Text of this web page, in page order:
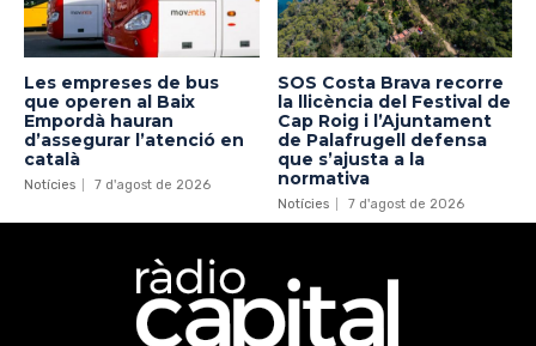
Les empreses de bus
que operen al Baix
Empordà hauran
d’assegurar l’atenció en
català
Notícies 7 d'agost de 2026
SOS Costa Brava recorre
la llicència del Festival de
Cap Roig i l’Ajuntament
de Palafrugell defensa
que s’ajusta a la
normativa
Notícies 7 d'agost de 2026